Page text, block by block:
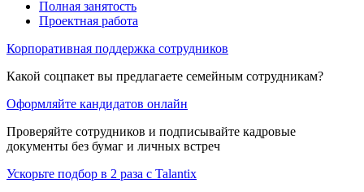
Полная занятость
Проектная работа
Корпоративная поддержка сотрудников
Какой соцпакет вы предлагаете семейным сотрудникам?
Оформляйте кандидатов онлайн
Проверяйте сотрудников и подписывайте кадровые
документы без бумаг и личных встреч
Ускорьте подбор в 2 раза с Talantix